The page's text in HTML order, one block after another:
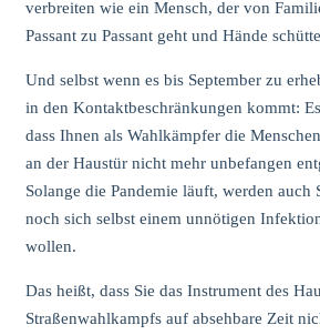
verbreiten wie ein Mensch, der von
Passant zu Passant geht und Hände
Und selbst wenn es bis September zu
in den Kontaktbeschränkungen kommt:
dass Ihnen als Wahlkämpfer die
an der Haustür nicht mehr unbefangen
Solange die Pandemie läuft, werden auch
noch sich selbst einem unnötigen
wollen.
Das heißt, dass Sie das Instrument des
Straßenwahlkampfs auf absehbare Zeit